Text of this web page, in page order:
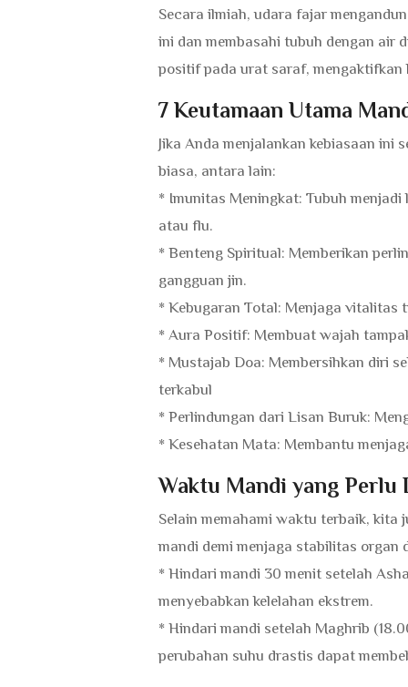
Secara ilmiah, udara fajar
ini dan membasahi tubuh dengan air
positif pada urat saraf,
7 Keutamaan Utama
Jika Anda menjalankan kebiasaan ini
biasa, antara lain:
* Imunitas Meningkat: Tubuh
atau flu.
* Benteng Spiritual: Memberikan
gangguan jin.
* Kebugaran Total: Menjaga vitalitas
* Aura Positif: Membuat wajah
* Mustajab Doa: Membersihkan diri
terkabul
* Perlindungan dari Lisan Buruk:
* Kesehatan Mata: Membantu
Waktu Mandi yang Perlu
Selain memahami waktu terbaik,
mandi demi menjaga stabilitas organ
* Hindari mandi 30 menit setelah
menyebabkan kelelahan ekstrem.
* Hindari mandi setelah Maghrib
perubahan suhu drastis dapat